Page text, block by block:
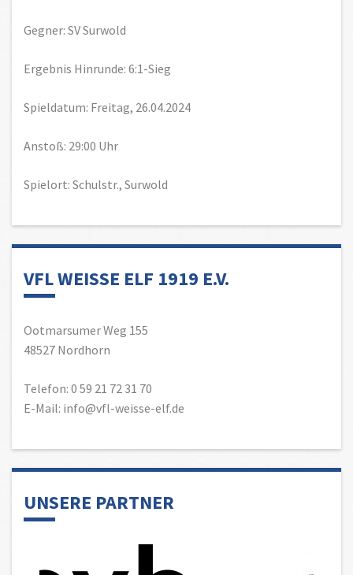
Gegner: SV Surwold
Ergebnis Hinrunde: 6:1-Sieg
Spieldatum: Freitag, 26.04.2024
Anstoß: 29:00 Uhr
Spielort: Schulstr., Surwold
VFL WEISSE ELF 1919 E.V.
Ootmarsumer Weg 155
48527 Nordhorn
Telefon: 0 59 21 72 31 70
E-Mail: info@vfl-weisse-elf.de
UNSERE PARTNER